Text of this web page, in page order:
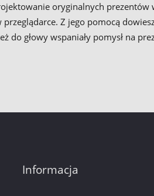
oryginalnych
Z jego pomocą
głowy wspaniały pomysł na
Informacja